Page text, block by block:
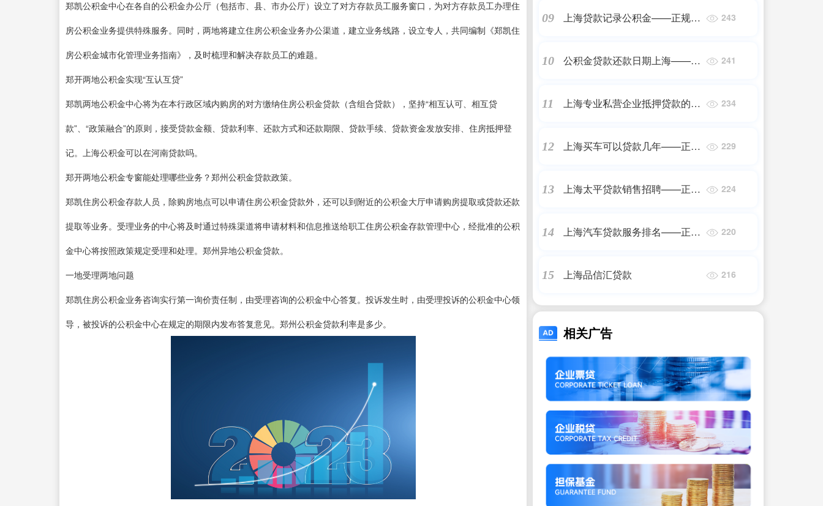
郑凯公积金中心在各自的公积金办公厅（包括市、县、市办公厅）设立了对方存款员工服务窗口，为对方存款员工办理住
房公积金业务提供特殊服务。同时，两地将建立住房公积金业务办公渠道，建立业务线路，设立专人，共同编制《郑凯住
房公积金城市化管理业务指南》，及时梳理和解决存款员工的难题。
郑开两地公积金实现“互认互贷”
郑凯两地公积金中心将为在本行政区域内购房的对方缴纳住房公积金贷款（含组合贷款），坚持“相互认可、相互贷
款”、“政策融合”的原则，接受贷款金额、贷款利率、还款方式和还款期限、贷款手续、贷款资金发放安排、住房抵押登
记。上海公积金可以在河南贷款吗。
郑开两地公积金专窗能处理哪些业务？郑州公积金贷款政策。
郑凯住房公积金存款人员，除购房地点可以申请住房公积金贷款外，还可以到附近的公积金大厅申请购房提取或贷款还款
提取等业务。受理业务的中心将及时通过特殊渠道将申请材料和信息推送给职工住房公积金存款管理中心，经批准的公积
金中心将按照政策规定受理和处理。郑州异地公积金贷款。
一地受理两地问题
郑凯住房公积金业务咨询实行第一询价责任制，由受理咨询的公积金中心答复。投诉发生时，由受理投诉的公积金中心领
导，被投诉的公积金中心在规定的期限内发布答复意见。郑州公积金贷款利率是多少。
09
上海贷款记录公积金——正规机
243
10
公积金贷款还款日期上海——正
241
11
上海专业私营企业抵押贷款的流
234
12
上海买车可以贷款几年——正规
229
13
上海太平贷款销售招聘——正规
224
14
上海汽车贷款服务排名——正规
220
15 上海品信汇贷款 216
相关广告